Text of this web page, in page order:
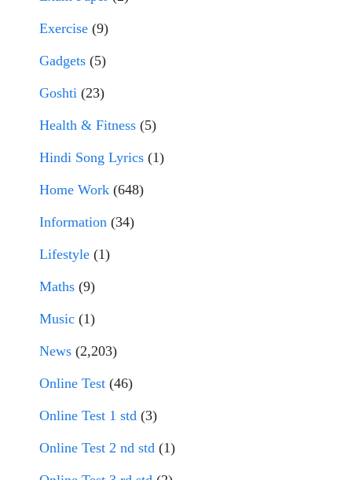
Exercise (9)
Gadgets (5)
Goshti (23)
Health & Fitness (5)
Hindi Song Lyrics (1)
Home Work (648)
Information (34)
Lifestyle (1)
Maths (9)
Music (1)
News (2,203)
Online Test (46)
Online Test 1 std (3)
Online Test 2 nd std (1)